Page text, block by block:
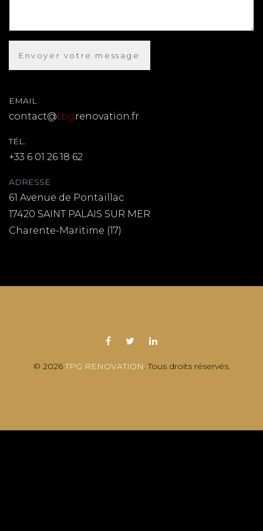
EMAIL
contact@tpg renovation.fr
TÉL.
+33 6 01 26 18 62
ADRESSE
61 Avenue de Pontaillac
17420 SAINT PALAIS SUR MER
Charente-Maritime (17)
© 2026TPG RENOVATION. Tous droits réservés.